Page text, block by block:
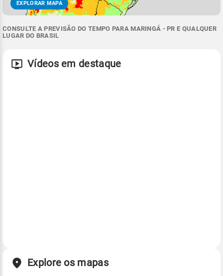
EXPLORAR MAPA
CONSULTE A PREVISÃO DO TEMPO PARA MARINGÁ - PR E QUALQUER
LUGAR DO BRASIL
Vídeos em destaque
Explore os mapas